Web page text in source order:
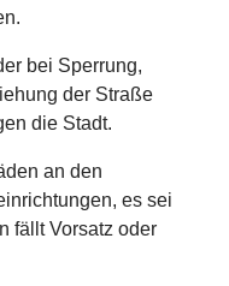
bei Sperrung,
der Straße
die Stadt.
an den
es sei
fällt Vorsatz oder